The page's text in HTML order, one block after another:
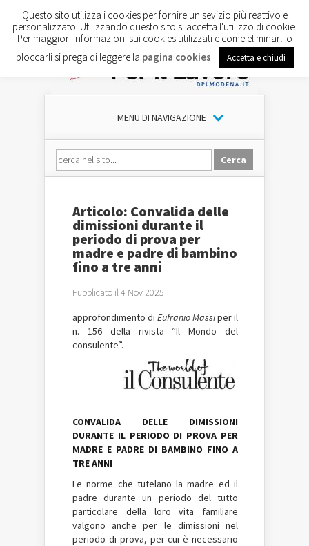
MENU DI NAVIGAZIONE
Articolo: Convalida delle
dimissioni durante il
periodo di prova per
madre e padre di bambino
fino a tre anni
Pubblicato il 4 Nov 2025
approfondimento di Eufranio Massiper il
n. 156 della rivista “Il Mondo del
consulente”.
CONVALIDA DELLE DIMISSIONI
DURANTE IL PERIODO DI PROVA PER
MADRE E PADRE DI BAMBINO FINO A
TRE ANNI
Le norme che tutelano la madre ed il
padre durante un periodo del tutto
particolare della loro vita familiare
valgono anche per le dimissioni nel
periodo di prova, per cui è necessario
Questo sito utilizza i cookies per fornire un sevizio più reattivo e
personalizzato. Utilizzando questo sito si accetta l'utilizzo di cookie.
Per maggiori informazioni sui cookies utilizzati e come eliminarli o
bloccarli si prega di leggere la pagina cookies Accetta e chiudi